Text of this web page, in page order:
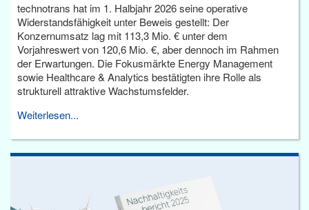
technotrans hat im 1. Halbjahr 2026 seine operative
Widerstandsfähigkeit unter Beweis gestellt: Der
Konzernumsatz lag mit 113,3 Mio. € unter dem
Vorjahreswert von 120,6 Mio. €, aber dennoch im Rahmen
der Erwartungen. Die Fokusmärkte Energy Management
sowie Healthcare & Analytics bestätigten ihre Rolle als
strukturell attraktive Wachstumsfelder.
Weiterlesen...